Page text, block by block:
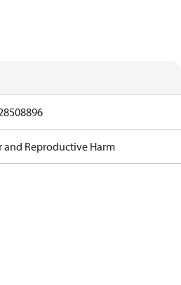
and Reproductive Harm